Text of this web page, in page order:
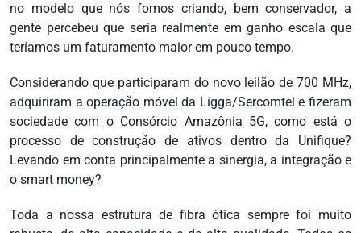
no modelo que nós fomos criando, bem conservador, a
gente percebeu que seria realmente em ganho escala que
teríamos um faturamento maior em pouco tempo.
Considerando que participaram do novo leilão de 700 MHz,
adquiriram a operação móvel da Ligga/Sercomtel e fizeram
sociedade com o Consórcio Amazônia 5G, como está o
processo de construção de ativos dentro da Unifique?
Levando em conta principalmente a sinergia, a integração e
o smart money?
Toda a nossa estrutura de fibra ótica sempre foi muito